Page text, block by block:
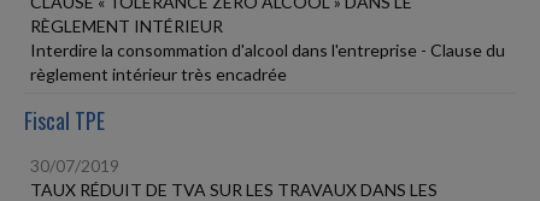
RÈGLEMENT INTÉRIEUR
Interdire la consommation d'alcool dans l'entreprise - Clause du
règlement intérieur très encadrée
Fiscal TPE
30/07/2019
TAUX RÉDUIT DE TVA SUR LES TRAVAUX DANS LES